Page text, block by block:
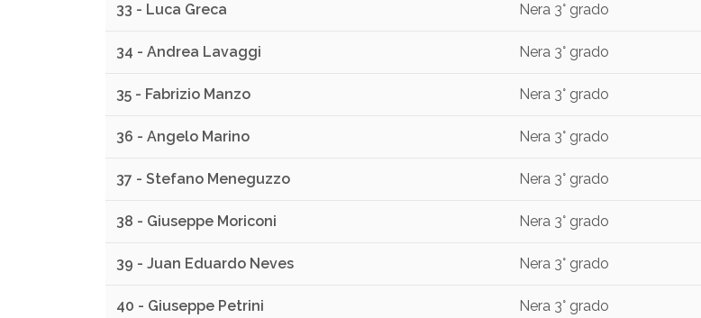
33 - Luca Greca Nera 3° grado
34 - Andrea Lavaggi Nera 3° grado
35 - Fabrizio Manzo Nera 3° grado
36 - Angelo Marino Nera 3° grado
37 - Stefano Meneguzzo Nera 3° grado
38 - Giuseppe Moriconi Nera 3° grado
39 - Juan Eduardo Neves Nera 3° grado
40 - Giuseppe Petrini Nera 3° grado